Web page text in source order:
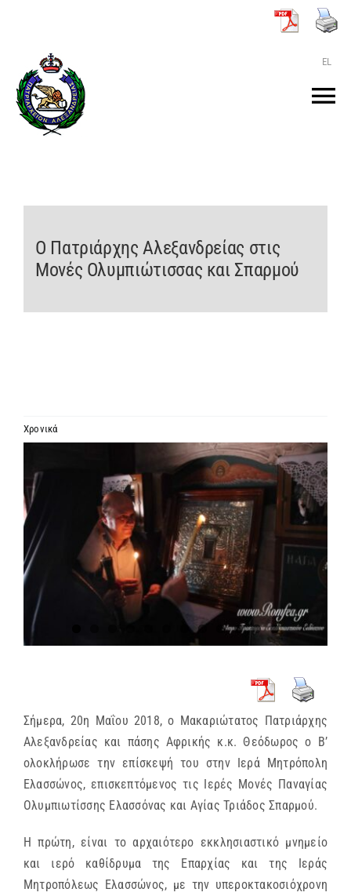
περιεχόμενο
EL
O ΠΑΤΡΙΑΡΧΗΣ
ΤΟ ΠΑΤΡΙΑΡΧΕΙΟ
KEIMENA
MEDIA
ΕΝΗΜΕΡΩΣΗ
ΣΥΝΔΕΣΕΙΣ
Ο Πατριάρχης Αλεξανδρείας στις
Μονές Ολυμπιώτισσας και Σπαρμού
Χρονικά
μεγαλύτερης
εικόνας
Σήμερα, 20η Μαΐου 2018, ο Μακαριώτατος Πατριάρχης
Αλεξανδρείας και πάσης Αφρικής κ.κ. Θεόδωρος ο Β’
ολοκλήρωσε την επίσκεψή του στην Ιερά Μητρόπολη
Ελασσώνος, επισκεπτόμενος τις Ιερές Μονές Παναγίας
Ολυμπιωτίσσης Ελασσόνας και Αγίας Τριάδος Σπαρμού.
Η πρώτη, είναι το αρχαιότερο εκκλησιαστικό μνημείο
και ιερό καθίδρυμα της Επαρχίας και της Ιεράς
Μητροπόλεως Ελασσώνος, με την υπεροκτακοσιόχρονη